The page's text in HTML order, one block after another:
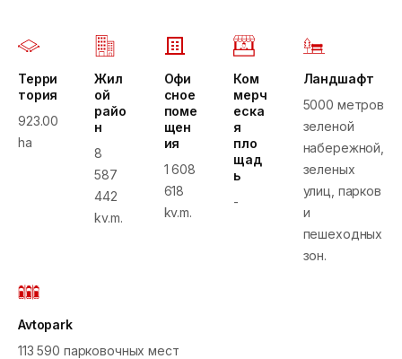
Терри
тория
923.00
ha
Жил
ой
райо
н
8
587
442
kv.m.
Офи
сное
поме
щен
ия
1 608
618
kv.m.
Ком
мерч
еска
я
пло
щад
ь
-
Ландшафт
5000 метров
зеленой
набережной,
зеленых
улиц, парков
и
пешеходных
зон.
Avtopark
113 590 парковочных мест